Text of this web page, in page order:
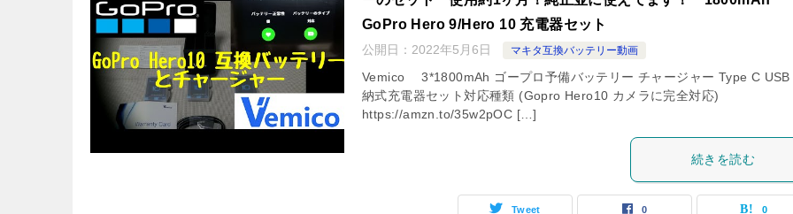
GoPro Hero 9/Hero 10 充電器セット
公開日： 2022年5月6日 マキタ互換バッテリー動画
Vemico 3*1800mAh ゴープロ予備バッテリー チャージャー Type C USB
納式充電器セット対応種類 (Gopro Hero10 カメラに完全対応)
https://amzn.to/35w2pOC […]
続きを読む
Tweet 0 0